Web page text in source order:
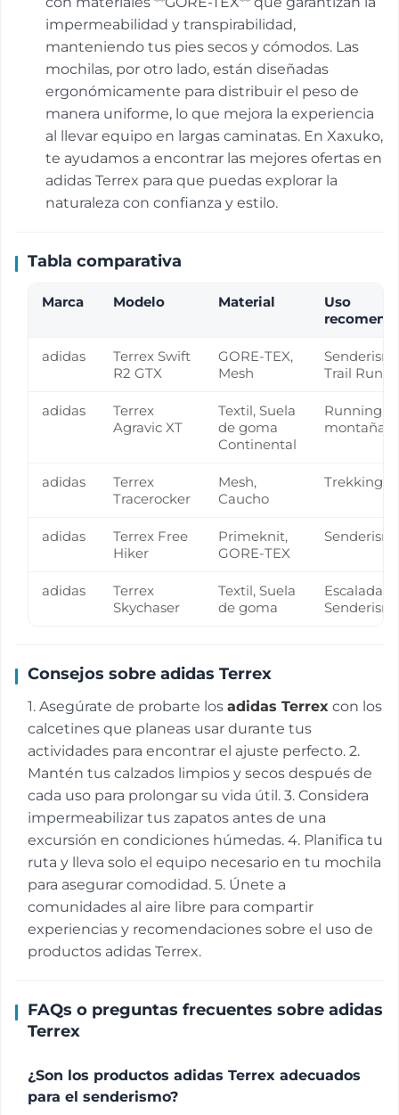
impermeabilidad y transpirabilidad,
manteniendo tus pies secos y cómodos. Las
mochilas, por otro lado, están diseñadas
ergonómicamente para distribuir el peso de
manera uniforme, lo que mejora la experiencia
al llevar equipo en largas caminatas. En Xaxuko,
te ayudamos a encontrar las mejores ofertas en
adidas Terrex para que puedas explorar la
naturaleza con confianza y estilo.
Tabla comparativa
Marca Modelo Material
Uso
adidas
Terrex Swift
R2 GTX
GORE-TEX,
Mesh
Trail
adidas
Terrex
Agravic XT
Textil, Suela
de goma
Continental
Running
montaña
adidas
Terrex
Tracerocker
Mesh,
Caucho
Trekking
adidas
Terrex Free
Hiker
Primeknit,
GORE-TEX
adidas
Terrex
Skychaser
Textil, Suela
de goma
Escalada,
Consejos sobre adidas Terrex
1. Asegúrate de probarte los adidas Terrex con los
calcetines que planeas usar durante tus
actividades para encontrar el ajuste perfecto. 2.
Mantén tus calzados limpios y secos después de
cada uso para prolongar su vida útil. 3. Considera
impermeabilizar tus zapatos antes de una
excursión en condiciones húmedas. 4. Planifica tu
ruta y lleva solo el equipo necesario en tu mochila
para asegurar comodidad. 5. Únete a
comunidades al aire libre para compartir
experiencias y recomendaciones sobre el uso de
productos adidas Terrex.
FAQs o preguntas frecuentes sobre adidas
Terrex
¿Son los productos adidas Terrex adecuados
para el senderismo?